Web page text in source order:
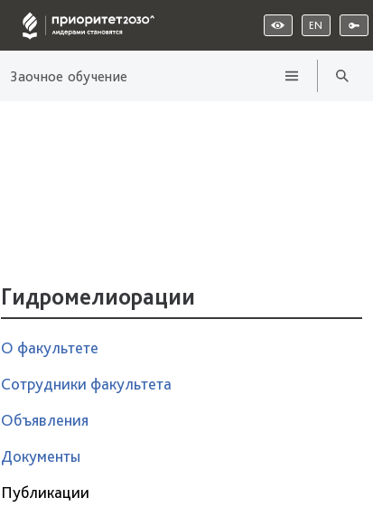
EN
Заочное обучение
Гидромелиорации
О факультете
Сотрудники факультета
Объявления
Документы
Публикации